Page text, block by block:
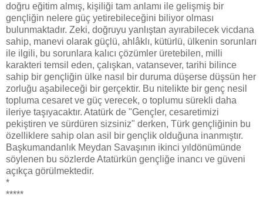
doğru eğitim almış, kişiliği tam anlamı ile gelişmiş bir
gençliğin nelere güç yetirebileceğini biliyor olması
bulunmaktadır. Zeki, doğruyu yanlıştan ayırabilecek vicdana
sahip, manevi olarak güçlü, ahlâklı, kütürlü, ülkenin sorunları
ile ilgili, bu sorunlara kalıcı çözümler üretebilen, milli
karakteri temsil eden, çalışkan, vatansever, tarihi bilince
sahip bir gençliğin ülke nasıl bir duruma düşerse düşsün her
zorluğu aşabileceği bir gerçektir. Bu nitelikte bir genç nesil
topluma cesaret ve güç verecek, o toplumu sürekli daha
ileriye taşıyacaktır. Atatürk de "Gençler, cesaretimizi
pekiştiren ve sürdüren sizsiniz" derken, Türk gençliğinin bu
özelliklere sahip olan asil bir gençlik olduğuna inanmıştır.
Başkumandanlık Meydan Savaşının ikinci yıldönümünde
söylenen bu sözlerde Atatürkün gençliğe inancı ve güveni
açıkça görülmektedir.
*
*****